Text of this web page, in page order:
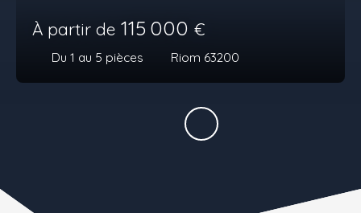
À partir de 115 000 €
Du 1 au 5 pièces Riom 63200